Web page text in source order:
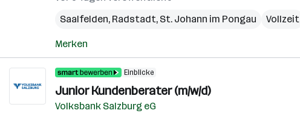
Saalfelden, Radstadt, St. Johann im Pongau Vollzeit
Merken
Einblicke
Junior Kundenberater (m/w/d)
Volksbank Salzburg eG